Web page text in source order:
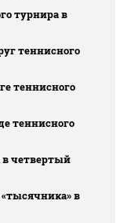
турнира в
теннисного
теннисного
теннисного
четвертый
в